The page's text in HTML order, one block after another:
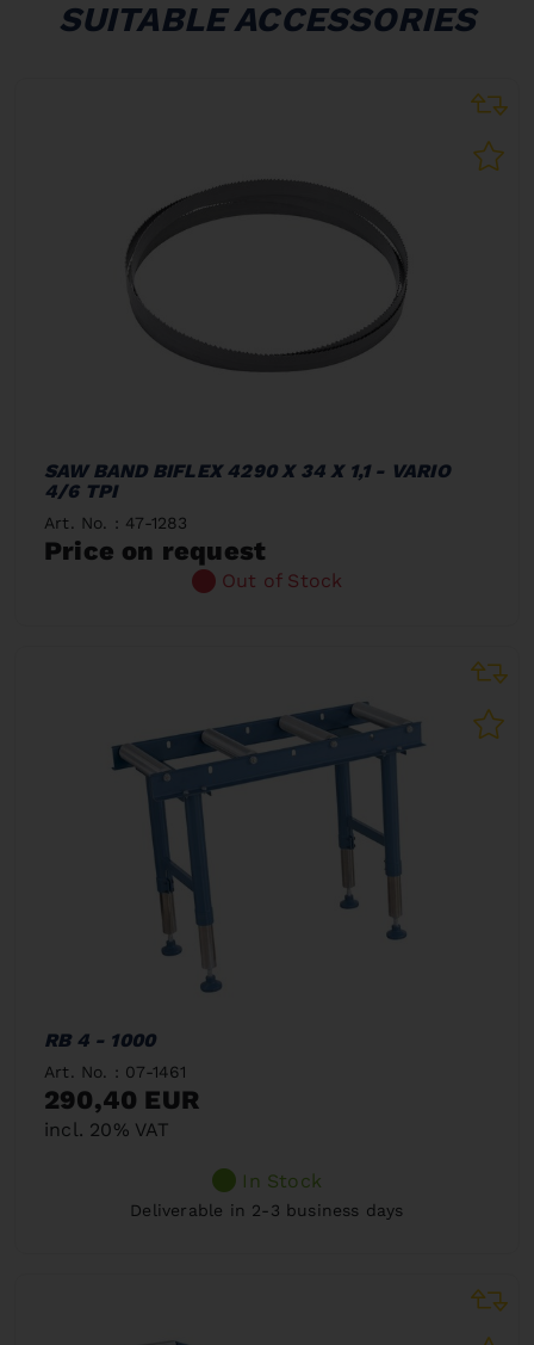
SUITABLE ACCESSORIES
SAW BAND BIFLEX 4290 X 34 X 1,1 - VARIO
4/6 TPI
Art. No. : 47-1283
Price on request
Out of Stock
RB 4 - 1000
Art. No. : 07-1461
290,40 EUR
incl. 20% VAT
In Stock
Deliverable in 2-3 business days